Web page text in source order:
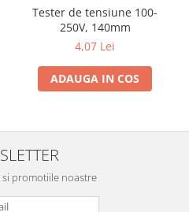
Tester de tensiune 100-
250V, 140mm
4,07 Lei
ADAUGA IN COS
promotiile noastre